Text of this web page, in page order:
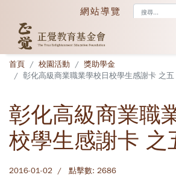
網站導覽
首頁 校園活動
獎助學金
彰化高級商業職業學校日校學生感謝卡 之五
彰化高級商業職
校學生感謝卡 之
2016-01-02 點擊數: 2686